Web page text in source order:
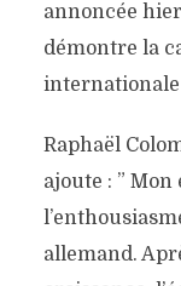
annoncée
démontre la
internationale
Raphaël
ajoute : ”
allemand.